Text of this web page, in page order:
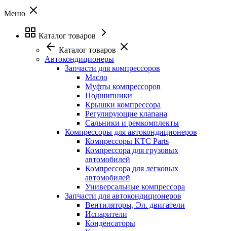
Меню
Каталог товаров
Каталог товаров
Автокондиционеры
Запчасти для компрессоров
Масло
Муфты компрессоров
Подшипники
Крышки компрессора
Регулирующие клапана
Сальники и ремкомплекты
Компрессоры для автокондиционеров
Компрессоры KTC Parts
Компрессора для грузовых
автомобилей
Компрессора для легковых
автомобилей
Универсальные компрессора
Запчасти для автокондиционеров
Вентиляторы, Эл. двигатели
Испарители
Конденсаторы